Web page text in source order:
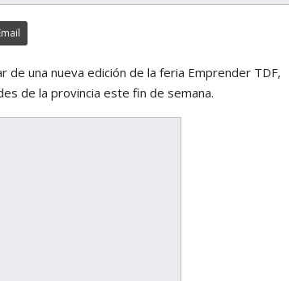
de una nueva edición de la feria Emprender TDF,
de la provincia este fin de semana.